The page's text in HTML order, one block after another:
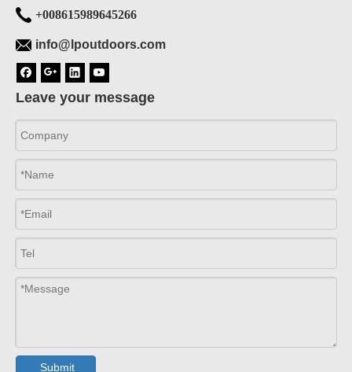
+008615989645266
info@lpoutdoors.com
Leave your message
Submit